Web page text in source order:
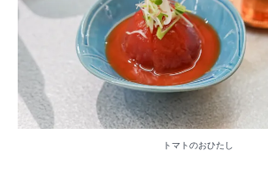
トマトのおひたし